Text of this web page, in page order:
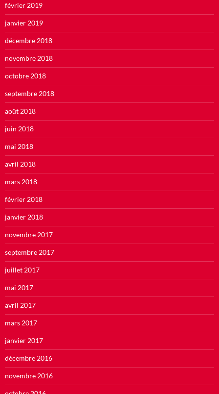
février 2019
janvier 2019
décembre 2018
novembre 2018
octobre 2018
septembre 2018
août 2018
juin 2018
mai 2018
avril 2018
mars 2018
février 2018
janvier 2018
novembre 2017
septembre 2017
juillet 2017
mai 2017
avril 2017
mars 2017
janvier 2017
décembre 2016
novembre 2016